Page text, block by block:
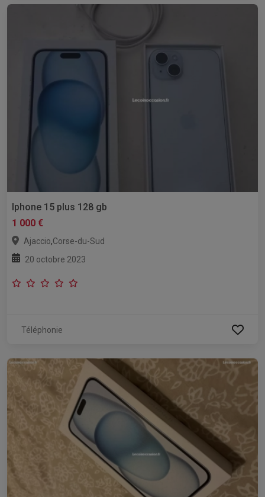
Iphone 15 plus 128 gb
1 000 €
Ajaccio,Corse-du-Sud
20 octobre 2023
Téléphonie